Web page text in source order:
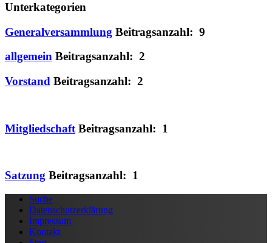
Unterkategorien
Generalversammlung Beitragsanzahl: 9
allgemein Beitragsanzahl: 2
Vorstand Beitragsanzahl: 2
Mitgliedschaft Beitragsanzahl: 1
Satzung Beitragsanzahl: 1
Suche
Datenschutzerklärung
Impressum
Kontakt